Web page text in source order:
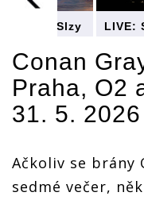
LIVE: Slzy
proudem
a
námořnické
čepice
létaly
vzduchem.
Gray se
vrátil do
Prahy
LIVE:
a
čepice
létaly
Gray se
vrátil
Prahy
Conan
Praha, O2
31. 5. 2026
Ačkoliv se brány
sedmé večer,